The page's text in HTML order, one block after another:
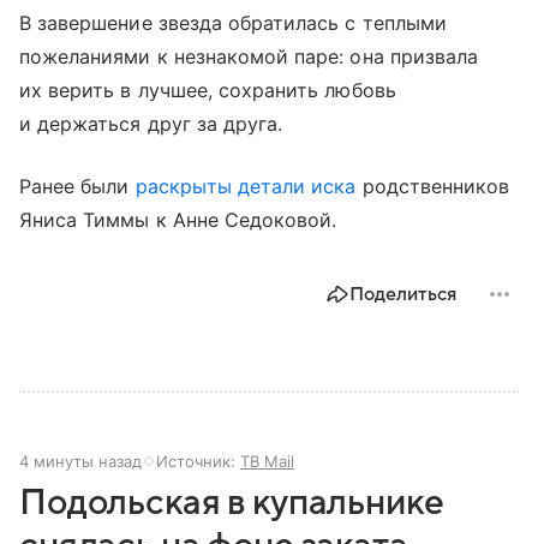
В завершение звезда обратилась с теплыми
пожеланиями к незнакомой паре: она призвала
их верить в лучшее, сохранить любовь
и держаться друг за друга.
Ранее были раскрыты детали иска родственников
Яниса Тиммы к Анне Седоковой.
Поделиться
4 минуты назад Источник: ТВ Mail
Подольская в купальнике